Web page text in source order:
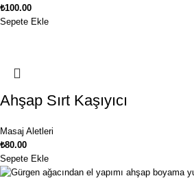
₺100.00
Sepete Ekle
Ahşap Sırt Kaşıyıcı
Masaj Aletleri
₺80.00
Sepete Ekle